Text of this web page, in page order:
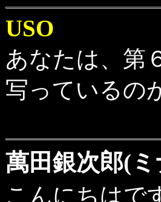
USO
あなたは、第
写っているの
萬田銀次郎(
こんにちはで